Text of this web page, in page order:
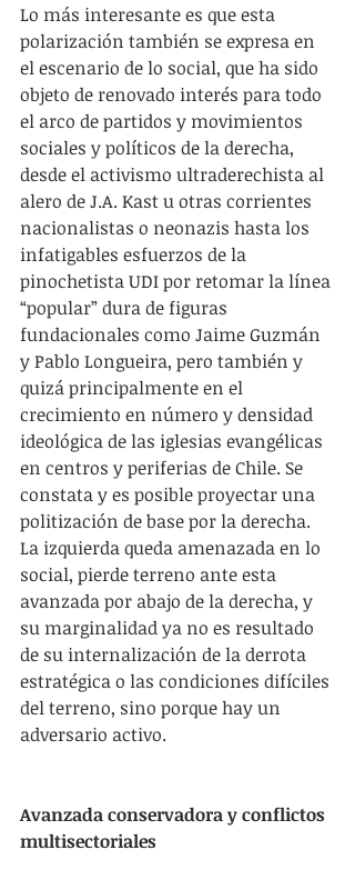
Lo más interesante es que esta
polarización también se expresa en
el escenario de lo social, que ha sido
objeto de renovado interés para todo
el arco de partidos y movimientos
sociales y políticos de la derecha,
desde el activismo ultraderechista al
alero de J.A. Kast u otras corrientes
nacionalistas o neonazis hasta los
infatigables esfuerzos de la
pinochetista UDI por retomar la línea
“popular” dura de figuras
fundacionales como Jaime Guzmán
y Pablo Longueira, pero también y
quizá principalmente en el
crecimiento en número y densidad
ideológica de las iglesias evangélicas
en centros y periferias de Chile. Se
constata y es posible proyectar una
politización de base por la derecha.
La izquierda queda amenazada en lo
social, pierde terreno ante esta
avanzada por abajo de la derecha, y
su marginalidad ya no es resultado
de su internalización de la derrota
estratégica o las condiciones difíciles
del terreno, sino porque hay un
adversario activo.
Avanzada conservadora y conflictos
multisectoriales